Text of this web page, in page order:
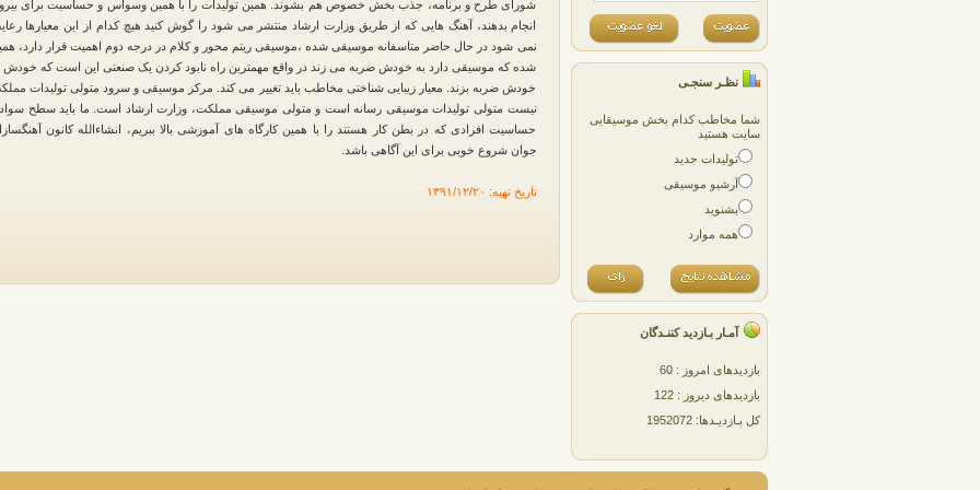
نظـر سنجـی
شما مخاطب کدام بخش موسیقایی
سایت هستید
تولیدات جدید
آرشیو موسیقی
بشنوید
همه موارد
آمـار بـازدید کننـدگان
بازدیدهای امروز : 60
بازدیدهای دیروز : 122
کل بـازدیـدها: 1952072
شورای طرح و برنامه، جذب بخش خصوص هم بشوند. همین تولیدات را با همین وسواس و حساسیت برای
انجام بدهند، آهنگ هایی که از طریق وزارت ارشاد منتشر می شود را گوش کنید هیچ کدام از این معیارها
نمی شود در حال حاضر متاسفانه موسیقی شده ،موسیقی ریتم محور و کلام در درجه دوم اهمیت قرار دارد،
شده که موسیقی دارد به خودش ضربه می زند در واقع مهمترین راه نابود کردن یک صنعتی این است که خودش
خودش ضربه بزند. معیار زیبایی شناختی مخاطب باید تغییر می کند. مرکز موسیقی و سرود متولی تولیدات
نیست متولی تولیدات موسیقی رسانه است و متولی موسیقی مملکت، وزارت ارشاد است. ما باید سطح
حساسیت افرادی که در بطن کار هستند را با همین کارگاه های آموزشی بالا ببریم، انشاءالله کانون
جوان شروع خوبی برای این آگاهی باشد.
تاریخ تهیه: ۱۳۹۱/۱۲/۲۰